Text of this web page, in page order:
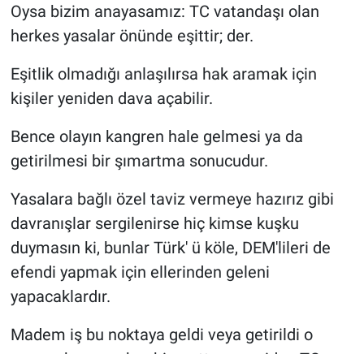
Oysa bizim anayasamız: TC vatandaşı olan
herkes yasalar önünde eşittir; der.
Eşitlik olmadığı anlaşılırsa hak aramak için
kişiler yeniden dava açabilir.
Bence olayın kangren hale gelmesi ya da
getirilmesi bir şımartma sonucudur.
Yasalara bağlı özel taviz vermeye hazırız gibi
davranışlar sergilenirse hiç kimse kuşku
duymasın ki, bunlar Türk' ü köle, DEM'lileri de
efendi yapmak için ellerinden geleni
yapacaklardır.
Madem iş bu noktaya geldi veya getirildi o